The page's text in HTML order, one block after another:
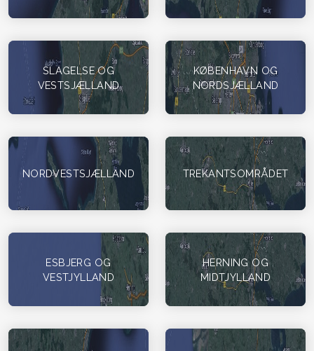
SLAGELSE OG
VESTSJÆLLAND
KØBENHAVN OG
NORDSJÆLLAND
NORDVESTSJÆLLAND TREKANTSOMRÅDET
ESBJERG OG
VESTJYLLAND
HERNING OG
MIDTJYLLAND